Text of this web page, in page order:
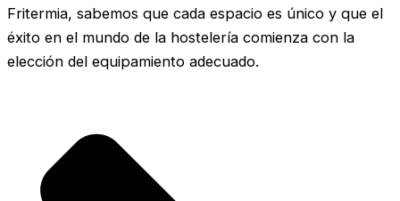
Fritermia, sabemos que cada espacio es único y que el
éxito en el mundo de la hostelería comienza con la
elección del equipamiento adecuado.